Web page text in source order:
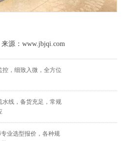
来源：www.jbjqi.com
控，细致入微，全方位
水线，备货充足，常规
业选型报价，各种规